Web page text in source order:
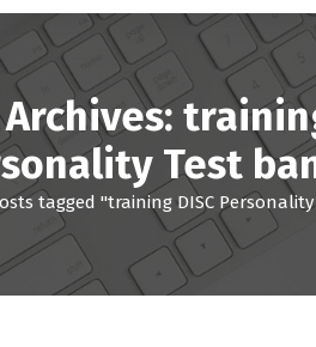
Test
tagged "training DISC